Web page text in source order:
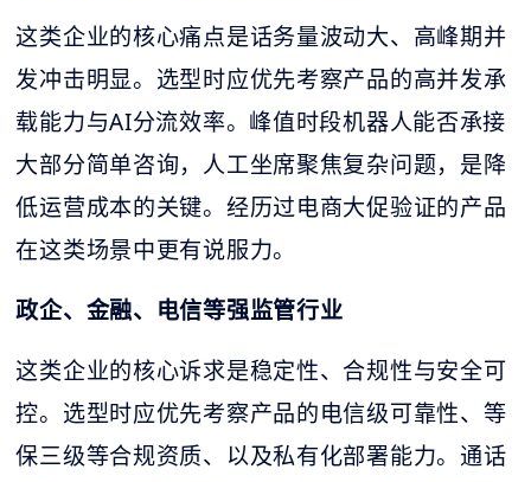
这类企业的核心痛点是话务量波动大、高峰期并
发冲击明显。选型时应优先考察产品的高并发承
载能力与AI分流效率。峰值时段机器人能否承接
大部分简单咨询，人工坐席聚焦复杂问题，是降
低运营成本的关键。经历过电商大促验证的产品
在这类场景中更有说服力。
政企、金融、电信等强监管行业
这类企业的核心诉求是稳定性、合规性与安全可
控。选型时应优先考察产品的电信级可靠性、等
保三级等合规资质、以及私有化部署能力。通话